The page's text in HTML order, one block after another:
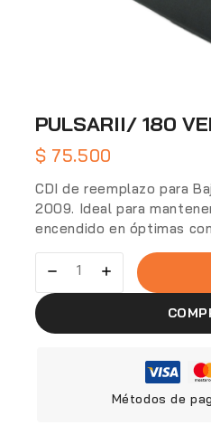
PULSARII/ 180
$ 75.500
CDI de reemplazo para
2009. Ideal para
encendido en óptimas
Métodos de